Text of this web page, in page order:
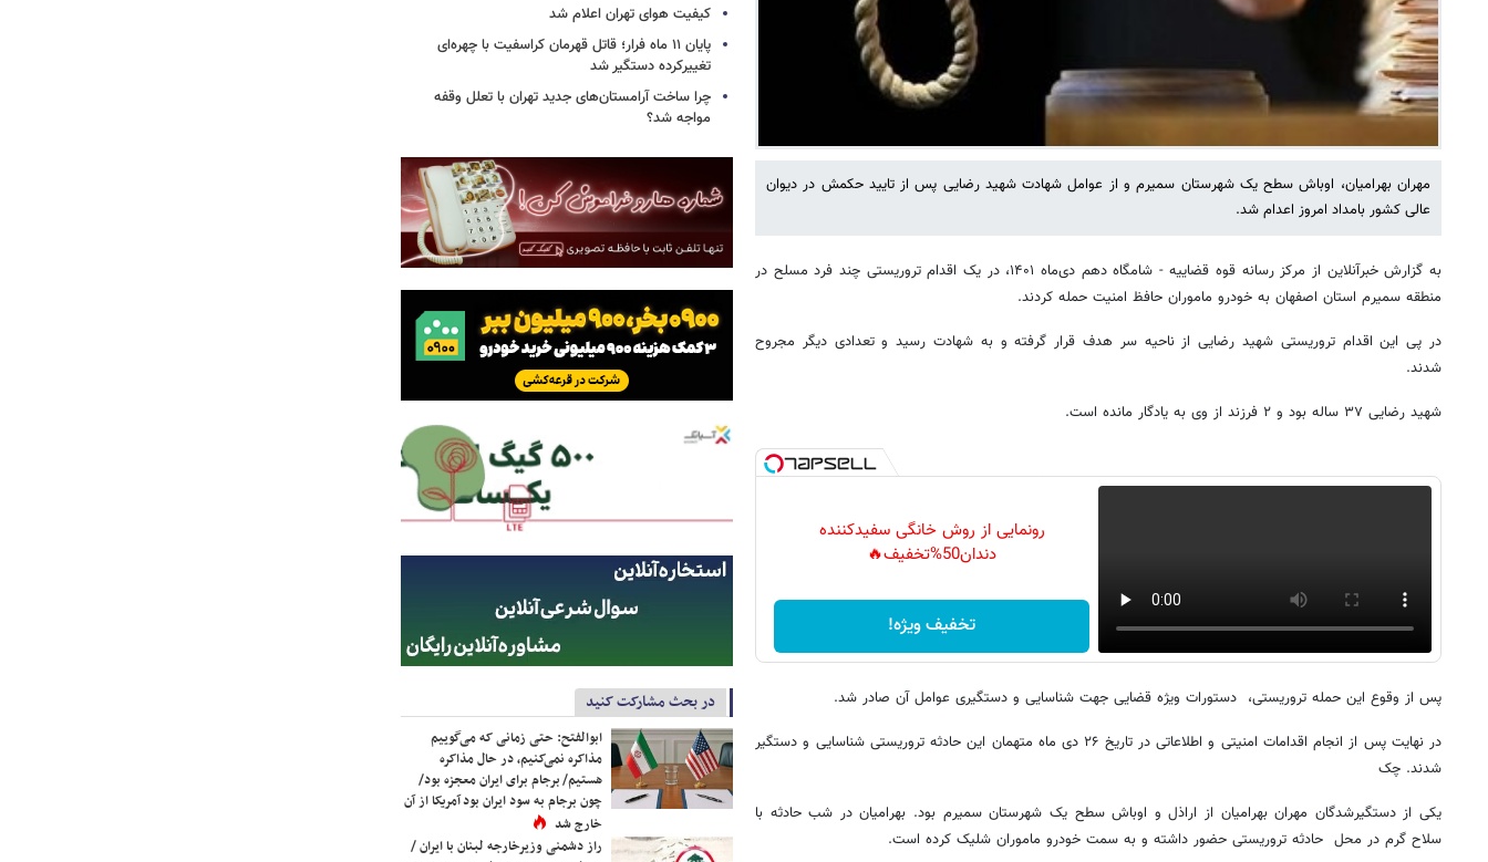
مهران بهرامیان، اوباش سطح یک شهرستان سمیرم و از عوامل شهادت شهید رضایی پس از تایید حکمش در دیوان
عالی کشور بامداد امروز اعدام شد.
به گزارش خبرآنلاین از مرکز رسانه قوه قضاییه - شامگاه دهم دی‌ماه ۱۴۰۱، در یک اقدام تروریستی چند فرد مسلح در
منطقه سمیرم استان اصفهان به خودرو ماموران حافظ امنیت حمله کردند.
در پی این اقدام تروریستی شهید رضایی از ناحیه سر هدف قرار گرفته و به شهادت رسید و تعدادی دیگر مجروح
شدند.
شهید رضایی ۳۷ ساله بود و ۲ فرزند از وی به یادگار مانده است.
رونمایی از روش خانگی سفیدکننده
دندان50%تخفیف🔥
تخفیف ویژه!
پس از وقوع این حمله تروریستی، دستورات ویژه قضایی جهت شناسایی و دستگیری عوامل آن صادر شد.
در نهایت پس از انجام اقدامات امنیتی و اطلاعاتی در تاریخ ۲۶ دی‌ ماه متهمان این حادثه تروریستی شناسایی و دستگیر
شدند. چک
یکی از دستگیرشدگان مهران بهرامیان از اراذل و اوباش سطح یک شهرستان سمیرم بود. بهرامیان در شب حادثه با
سلاح گرم در محل حادثه تروریستی حضور داشته و به سمت خودرو ماموران شلیک کرده است.
کیفیت هوای تهران اعلام شد
پایان ۱۱ ماه فرار؛ قاتل قهرمان کراسفیت با چهره‌ای
تغییرکرده دستگیر شد
چرا ساخت آرامستان‌های جدید تهران با تعلل وقفه
مواجه شد؟
در بحث مشارکت کنید
ابوالفتح: حتی زمانی که می‌گوییم
مذاکره نمی‌کنیم، در حال مذاکره
هستیم/ برجام برای ایران معجزه بود/
چون برجام به سود ایران بود آمریکا از آن
خارج شد
راز دشمنی وزیرخارجه لبنان با ایران /